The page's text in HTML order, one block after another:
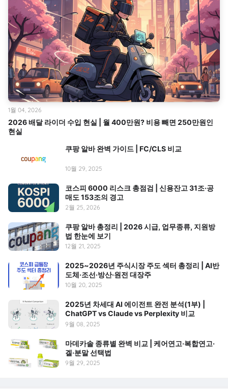
2026 배달 라이더 수입 현실 | 월 400만원? 비용 빼면 250만원인
현실
1월 04, 2026
쿠팡 알바 완벽 가이드 | FC/CLS 비교
10월 29, 2025
코스피 6000 리스크 총점검 | 신용잔고 31조·공
매도 153조의 경고
2월 25, 2026
쿠팡 알바 총정리 | 2026 시급, 업무종류, 지원방
법 한눈에 보기
12월 21, 2025
2025~2026년 주식시장 주도 섹터 총정리 | AI반
도체·조선·방산·원전 대장주
10월 20, 2025
2025년 차세대 AI 에이전트 완전 분석(1부) |
ChatGPT vs Claude vs Perplexity 비교
9월 08, 2025
마데카솔 종류별 완벽 비교 | 케어연고·복합연고·
겔·분말 선택법
9월 29, 2025